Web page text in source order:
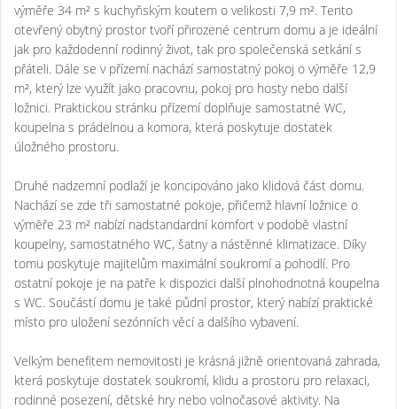
výměře 34 m² s kuchyňským koutem o velikosti 7,9 m². Tento
otevřený obytný prostor tvoří přirozené centrum domu a je ideální
jak pro každodenní rodinný život, tak pro společenská setkání s
přáteli. Dále se v přízemí nachází samostatný pokoj o výměře 12,9
m², který lze využít jako pracovnu, pokoj pro hosty nebo další
ložnici. Praktickou stránku přízemí doplňuje samostatné WC,
koupelna s prádelnou a komora, která poskytuje dostatek
úložného prostoru.
Druhé nadzemní podlaží je koncipováno jako klidová část domu.
Nachází se zde tři samostatné pokoje, přičemž hlavní ložnice o
výměře 23 m² nabízí nadstandardní komfort v podobě vlastní
koupelny, samostatného WC, šatny a nástěnné klimatizace. Díky
tomu poskytuje majitelům maximální soukromí a pohodlí. Pro
ostatní pokoje je na patře k dispozici další plnohodnotná koupelna
s WC. Součástí domu je také půdní prostor, který nabízí praktické
místo pro uložení sezónních věcí a dalšího vybavení.
Velkým benefitem nemovitosti je krásná jižně orientovaná zahrada,
která poskytuje dostatek soukromí, klidu a prostoru pro relaxaci,
rodinné posezení, dětské hry nebo volnočasové aktivity. Na